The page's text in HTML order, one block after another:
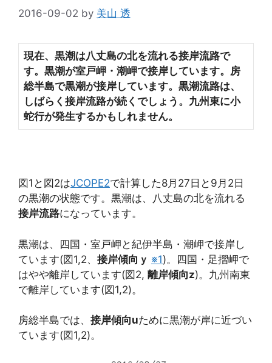
2016-09-02 by 美山 透
現在、黒潮は八丈島の北を流れる接岸流路で
す。黒潮が室戸岬・潮岬で接岸しています。房
総半島で黒潮が接岸しています。黒潮流路は、
しばらく接岸流路が続くでしょう。九州東に小
蛇行が発生するかもしれません。
図1と図2はJCOPE2で計算した8月27日と9月2日
の黒潮の状態です。黒潮は、八丈島の北を流れる
接岸流路になっています。
黒潮は、四国・室戸岬と紀伊半島・潮岬で接岸し
ています(図1,2、 接岸傾向ｙ ※1)。四国・足摺岬で
はやや離岸しています(図2, 離岸傾向z)。九州南東
で離岸しています(図1,2)。
房総半島では、 接岸傾向uために黒潮が岸に近づい
ています(図1,2)。